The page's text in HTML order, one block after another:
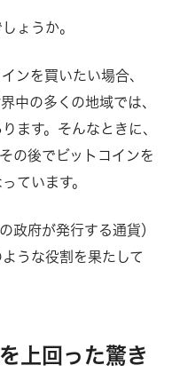
ょうか。
ンを買いたい場合、
中の多くの地域では、
ます。そんなときに、
の後でビットコインを
ています。
政府が発行する通貨）
うな役割を果たして
上回った驚き